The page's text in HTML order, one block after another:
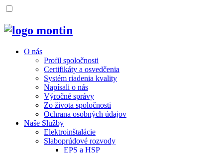
O nás
Profil spoločnosti
Certifikáty a osvedčenia
Systém riadenia kvality
Napísali o nás
Výročné správy
Zo života spoločnosti
Ochrana osobných údajov
Naše Služby
Elektroinštalácie
Slaboprúdové rozvody
EPS a HSP